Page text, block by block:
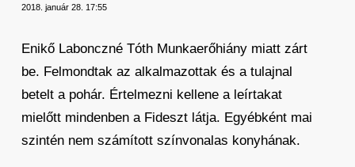
2018. január 28. 17:55
Enikő Labonczné Tóth Munkaerőhiány miatt zárt
be. Felmondtak az alkalmazottak és a tulajnal
betelt a pohár. Értelmezni kellene a leírtakat
mielőtt mindenben a Fideszt látja. Egyébként mai
szintén nem számított színvonalas konyhának.